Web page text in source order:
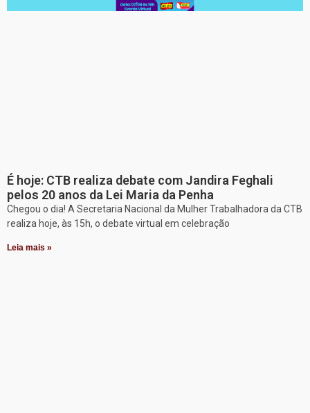
É hoje: CTB realiza debate com Jandira Feghali
pelos 20 anos da Lei Maria da Penha
Chegou o dia! A Secretaria Nacional da Mulher Trabalhadora da CTB
realiza hoje, às 15h, o debate virtual em celebração
Leia mais »